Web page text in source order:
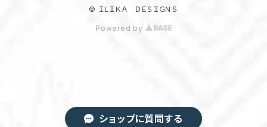
ショップに質問する
© ＩＬＩＫＡ ＤＥＳＩＧＮＳ
Powered by